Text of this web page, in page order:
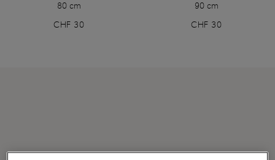
80 cm
CHF 30
90 cm
CHF 30